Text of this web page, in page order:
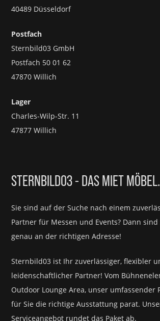
40489 Düsseldorf
Postfach
Sternbild03 GmbH
Postfach 50 01 62
47870 Willich
Lager
Charles-Wilp-Str. 11
47877 Willich
STERNBILD03 - DAS MIET MÖBEL.
Sie sind auf der Suche nach einem
Partner für Messen und Events? Dann sind
genau an der richtigen Adresse!
Sternbild03 ist Ihr zuverlässiger, flexibler
leidenschaftlicher Partner! Vom
Outdoor Lounge Area, unser umfassender
für Sie die richtige Ausstattung parat.
Serviceangebot rundet das Paket ab.